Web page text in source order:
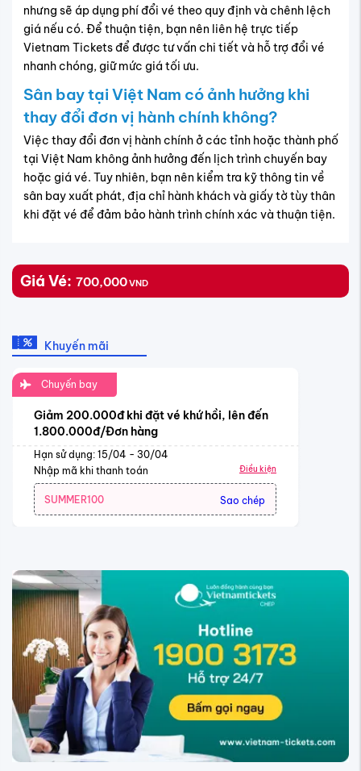
nhưng sẽ áp dụng phí đổi vé theo quy định và chênh lệch
giá nếu có. Để thuận tiện, bạn nên liên hệ trực tiếp
Vietnam Tickets để được tư vấn chi tiết và hỗ trợ đổi vé
nhanh chóng, giữ mức giá tối ưu.
Sân bay tại Việt Nam có ảnh hưởng khi
thay đổi đơn vị hành chính không?
Việc thay đổi đơn vị hành chính ở các tỉnh hoặc thành phố
tại Việt Nam không ảnh hưởng đến lịch trình chuyến bay
hoặc giá vé. Tuy nhiên, bạn nên kiểm tra kỹ thông tin về
sân bay xuất phát, địa chỉ hành khách và giấy tờ tùy thân
khi đặt vé để đảm bảo hành trình chính xác và thuận tiện.
Giá Vé: 700,000VND
Khuyến mãi
Chuyến bay
Giảm 200.000đ khi đặt vé khứ hồi, lên đến
1.800.000đ/Đơn hàng
Hạn sử dụng: 15/04 - 30/04
Nhập mã khi thanh toán
Điều kiện
SUMMER100 Sao chép